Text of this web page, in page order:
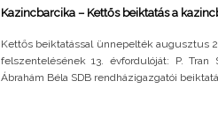
Kazincbarcika – Kettős beiktatás a
Kettős beiktatással ünnepelték augusztus
felszentelésének 13. évfordulóját: P.
Ábrahám Béla SDB rendházigazgatói